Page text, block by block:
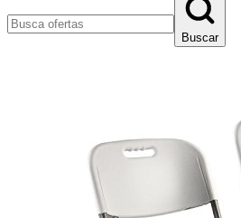
Buscar